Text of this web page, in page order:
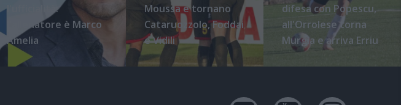
l'ufficialità:
l'allenatore è Marco
Amelia
Moussa e tornano
Cataruozzolo, Foddai
e Vidili
difesa con Popescu,
all'Orrolese torna
Murgia e arriva Erriu